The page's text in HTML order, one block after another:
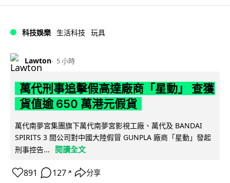
科技娛樂 生活科技 玩具
Lawton 5 小時
萬代刑事追擊假高達廠商「星動」 查獲
貨值逾 650 萬港元假貨
萬代南夢宮集團旗下萬代南夢宮影視工廠、萬代及 BANDAI
SPIRITS 3 間公司對中國大陸假冒 GUNPLA 廠商「星動」發起
刑事控告...
閱讀全文
891 127 ↗ 分享